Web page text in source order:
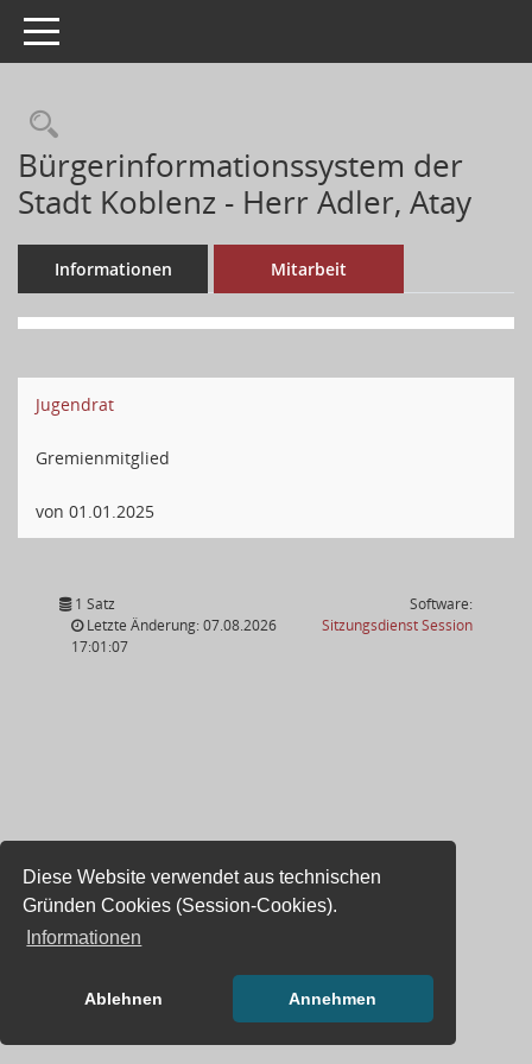
Diese Website verwendet aus technischen
Gründen Cookies (Session-Cookies).
Informationen
Ablehnen Annehmen
Toggle navigation
Bürgerinformationssystem der
Stadt Koblenz - Herr Adler, Atay
Informationen Mitarbeit
Jugendrat
Gremienmitglied
von 01.01.2025
1 Satz
Letzte Änderung: 07.08.2026
17:01:07
Software:
SitzungsdienstSession(Wird in